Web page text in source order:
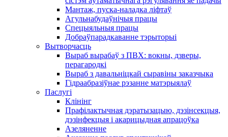
Мантаж, пуска-наладка ліфтаў
Агульнабудаўнічыя працы
Спецыяльныя працы
Добраўпарадкаванне тэрыторыі
Вытворчасць
Выраб вырабаў з ПВХ: вокны, дзверы,
перагародкі
Выраб з давальніцкай сыравіны заказчыка
Гідраабразіўнае рэзанне матэрыялаў
Паслугі
Клінінг
Прафілактычная дэратызацыю, дэзiнсекцыя,
дэзінфекцыя і акарицыдная апрацоўка
Азеляненне